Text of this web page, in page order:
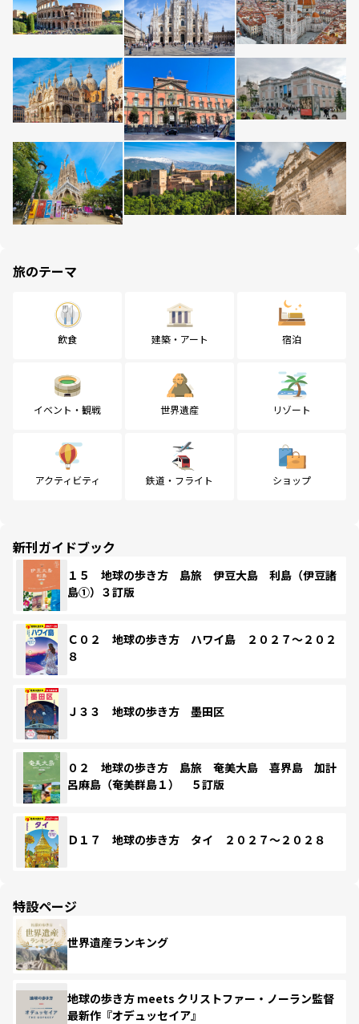
旅のテーマ
飲食 建築・アート 宿泊
イベント・観戦 世界遺産 リゾート
アクティビティ 鉄道・フライト ショップ
新刊ガイドブック
１５ 地球の歩き方 島旅 伊豆大島 利島（伊豆諸
島①）３訂版
Ｃ０２ 地球の歩き方 ハワイ島 ２０２７～２０２
８
Ｊ３３ 地球の歩き方 墨田区
０２ 地球の歩き方 島旅 奄美大島 喜界島 加計
呂麻島（奄美群島１） ５訂版
Ｄ１７ 地球の歩き方 タイ ２０２７～２０２８
特設ページ
世界遺産ランキング
地球の歩き方 meets クリストファー・ノーラン監督
最新作『オデュッセイア』